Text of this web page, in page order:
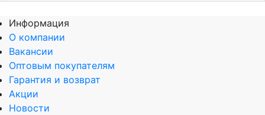
Информация
О компании
Вакансии
Оптовым покупателям
Гарантия и возврат
Акции
Новости